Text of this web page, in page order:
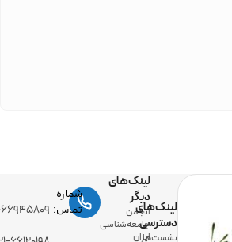
لینک‌های
دسترسی
نشست‌ها
لینک‌های
دیگر
انجمن
جامعه‌شناسی
ایران
شماره
تماس: ۰۲۱-